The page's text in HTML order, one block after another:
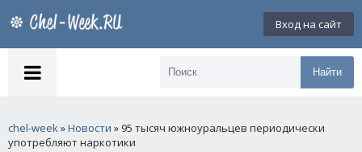
Вход на сайт
Найти
chel-week»Новости » 95 тысяч южноуральцев периодически
употребляют наркотики